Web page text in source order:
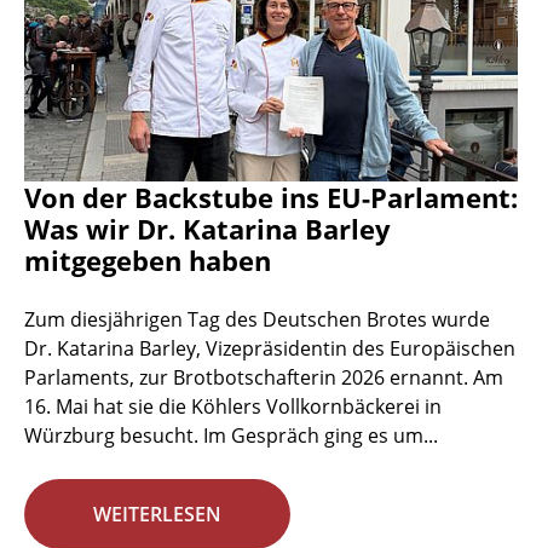
Von der Backstube ins EU-Parlament:
Was wir Dr. Katarina Barley
mitgegeben haben
Zum diesjährigen Tag des Deutschen Brotes wurde
Dr. Katarina Barley, Vizepräsidentin des Europäischen
Parlaments, zur Brotbotschafterin 2026 ernannt. Am
16. Mai hat sie die Köhlers Vollkornbäckerei in
Würzburg besucht. Im Gespräch ging es um...
WEITERLESEN